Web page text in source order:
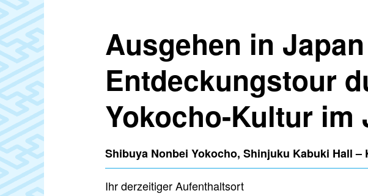
Ausgehen in
Entdeckungstour
Yokocho-Kultur im
Shibuya Nonbei Yokocho, Shinjuku Kabuki Hall
Ihr derzeitiger Aufenthaltsort